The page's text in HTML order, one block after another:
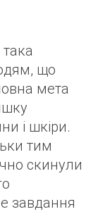
що
мета
і шкіри.
тим
скинули
завдання